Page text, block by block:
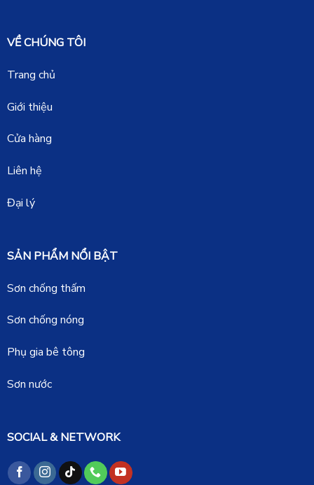
VỀ CHÚNG TÔI
Trang chủ
Giới thiệu
Cửa hàng
Liên hệ
Đại lý
SẢN PHẨM NỔI BẬT
Sơn chống thấm
Sơn chống nóng
Phụ gia bê tông
Sơn nước
SOCIAL & NETWORK